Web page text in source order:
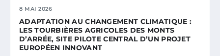
8 MAI 2026
ADAPTATION AU CHANGEMENT CLIMATIQUE :
LES TOURBIÈRES AGRICOLES DES MONTS
D’ARRÉE, SITE PILOTE CENTRAL D’UN PROJET
EUROPÉEN INNOVANT